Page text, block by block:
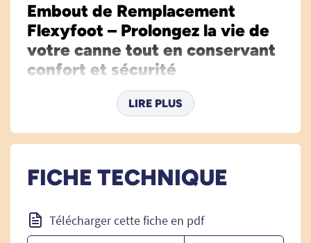
Embout de Remplacement
Flexyfoot – Prolongez la vie de
votre canne tout en conservant
confort et sécurité
L’embout de remplacement Flexyfoot vous offre
une alternative économique et écologique pour
garder toutes les qualités d’adhérence et
Flexyfoot d’origine. Lorsque le pied d’usure est
abîmé ou que sa surface accroche moins les
suffit de remplacer exclusivement cette pièce, et
LIRE PLUS
FICHE TECHNIQUE
Télécharger cette fiche en pdf